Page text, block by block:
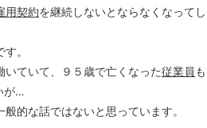
用契約を継続しないとならなくなって
。
ていて、９５歳で亡くなった従業員
が…
的な話ではないと思っています。